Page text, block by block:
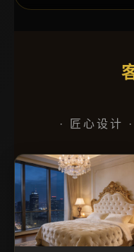
· 匠心设计